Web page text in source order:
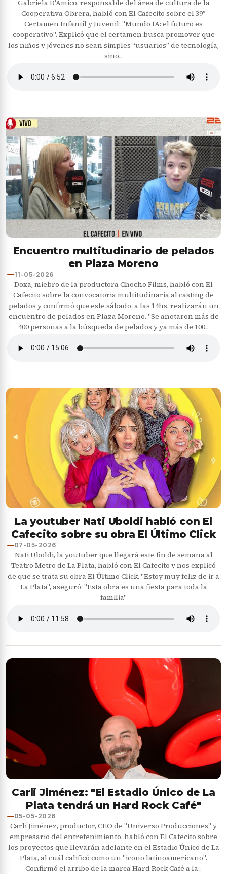
Gabriela D'Amico, responsable del área de cultura de la
Cooperativa Obrera, habló con El Cafecito sobre el 39°
Certamen Infantil y Juvenil: "Mundo IA: el futuro es
cooperativo". Explicó que el certamen busca promover que
los niños y jóvenes no sean simples “usuarios” de tecnología,
sino...
Encuentro multitudinario de pelados
en Plaza Moreno
11-05-2026
Doxa, miebro de la productora Chocho Films, habló con El
Cafecito sobre la convocatoria multitudinaria al casting de
pelados y confirmó que este sábado, a las 14hs, realizarán un
encuentro de pelados en Plaza Moreno. "Se anotaron más de
400 personas a la búsqueda de pelados y ya más de 100...
La youtuber Nati Uboldi habló con El
Cafecito sobre su obra El Último Click
07-05-2026
Nati Uboldi, la youtuber que llegará este fin de semana al
Teatro Metro de La Plata, habló con El Cafecito y nos explicó
de que se trata su obra El Último Click. "Estoy muy feliz de ir a
La Plata", aseguró: "Esta obra es una fiesta para toda la
familia"
Carli Jiménez: "El Estadio Único de La
Plata tendrá un Hard Rock Café"
05-05-2026
Carli Jiménez, productor, CEO de "Universo Producciones" y
empresario del entretenimiento, habló con El Cafecito sobre
los proyectos que llevarán adelante en el Estadio Único de La
Plata, al cuál calificó como un "icono latinoamericano".
Confirmó el arribo de la marca Hard Rock Café a la...